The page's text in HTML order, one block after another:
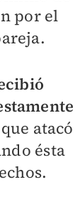
por el
atacó
ésta